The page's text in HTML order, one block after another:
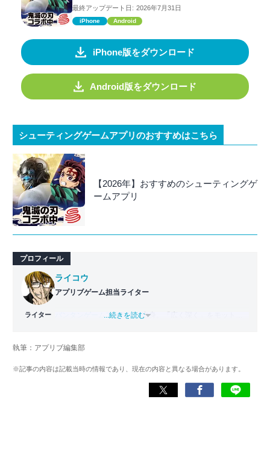
最終アップデート日: 2026年7月31日
iPhone Android
iPhone版をダウンロード
Android版をダウンロード
シューティングゲームアプリのおすすめはこちら
【2026年】おすすめのシューティングゲ
ームアプリ
プロフィール
ライター
ライコウ
アプリブゲーム担当ライター
バンタンゲームアカデミー 出身。「広く深く」をモットー
ゲームだけでも1,000本以上。ゲーム開発者を目指した経験
くして面白さを引き出し、人々に伝えるためゲームライタ
...続きを読む
執筆：アプリブ編集部
※記事の内容は記載当時の情報であり、現在の内容と異なる場合があります。